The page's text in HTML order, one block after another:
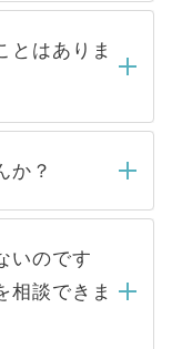
ご連絡をせて
待ちくださ
ている求人の
ご覧いただ
公開求人は
公開してい
ある医療機
殺到する場
った人材の
ースが増え
とはありま
切ありませ
をいただい
。内定先へ
ナーが行い
か？
りませんの
からの登録
人情報は、
転職活動の
お預かりし
いのです
相談できま